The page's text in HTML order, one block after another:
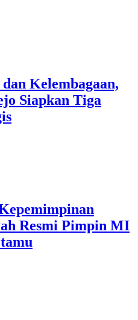
Kelembagaan,
Siapkan Tiga
Resmi Pimpin MI